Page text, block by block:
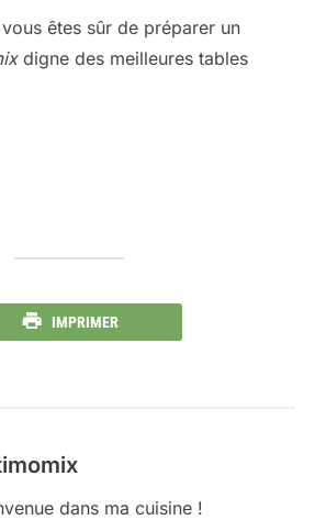
êtes sûr de préparer un
digne des meilleures tables
IMPRIMER
dans ma cuisine !